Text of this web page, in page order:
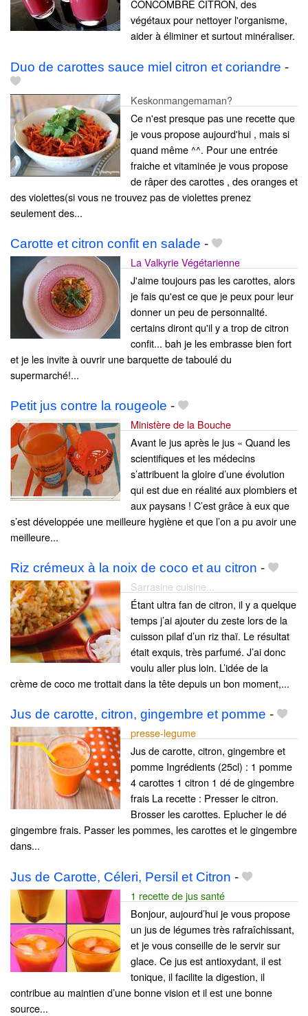
CONCOMBRE CITRON, des
végétaux pour nettoyer l'organisme,
aider à éliminer et surtout minéraliser.
Duo de carottes sauce miel citron et coriandre -
Keskonmangemaman?
Ce n'est presque pas une recette que
je vous propose aujourd'hui , mais si
quand même ^^. Pour une entrée
fraiche et vitaminée je vous propose
de râper des carottes , des oranges et
des violettes(si vous ne trouvez pas de violettes prenez
seulement des...
Carotte et citron confit en salade -
La Valkyrie Végétarienne
J'aime toujours pas les carottes, alors
je fais qu'est ce que je peux pour leur
donner un peu de personnalité.
certains diront qu'il y a trop de citron
confit... bah je les embrasse bien fort
et je les invite à ouvrir une barquette de taboulé du
supermarché!...
Petit jus contre la rougeole -
Ministère de la Bouche
Avant le jus après le jus « Quand les
scientifiques et les médecins
s’attribuent la gloire d’une évolution
qui est due en réalité aux plombiers et
aux paysans ! C’est grâce à eux que
s’est développée une meilleure hygiène et que l’on a pu avoir une
meilleure...
Riz crémeux à la noix de coco et au citron -
Sarrasine cuisine...
Étant ultra fan de citron, il y a quelque
temps j’ai ajouter du zeste lors de la
cuisson pilaf d’un riz thaï. Le résultat
était exquis, très parfumé. J’ai donc
voulu aller plus loin. L’idée de la
crème de coco me trottait dans la tête depuis un bon moment,...
Jus de carotte, citron, gingembre et pomme -
presse-legume
Jus de carotte, citron, gingembre et
pomme Ingrédients (25cl) : 1 pomme
4 carottes 1 citron 1 dé de gingembre
frais La recette : Presser le citron.
Brosser les carottes. Eplucher le dé
gingembre frais. Passer les pommes, les carottes et le gingembre
dans...
Jus de Carotte, Céleri, Persil et Citron -
1 recette de jus santé
Bonjour, aujourd’hui je vous propose
un jus de légumes très rafraîchissant,
et je vous conseille de le servir sur
glace. Ce jus est antioxydant, il est
tonique, il facilite la digestion, il
contribue au maintien d’une bonne vision et il est une bonne
source...